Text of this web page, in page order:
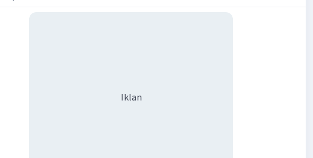
Iklan